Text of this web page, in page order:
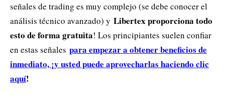
señales de trading es muy complejo (se debe conocer el
análisis técnico avanzado) y Libertex proporciona todo
esto de forma gratuita! Los principiantes suelen confiar
en estas señales para empezar a obtener beneficios de
inmediato, ¡y usted puede aprovecharlas haciendo clic
aquí!